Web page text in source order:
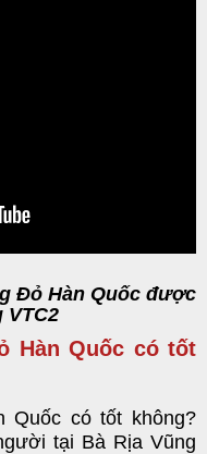
Đỏ Hàn Quốc được
VTC2
Hàn Quốc có tốt
Quốc có tốt không?
tại Bà Rịa Vũng